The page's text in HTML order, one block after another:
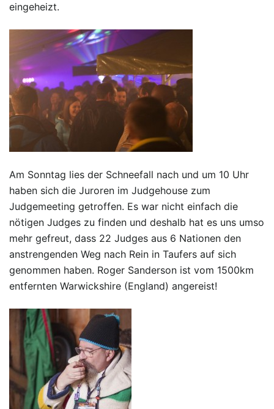
eingeheizt.
Am Sonntag lies der Schneefall nach und um 10 Uhr
haben sich die Juroren im Judgehouse zum
Judgemeeting getroffen. Es war nicht einfach die
nötigen Judges zu finden und deshalb hat es uns umso
mehr gefreut, dass 22 Judges aus 6 Nationen den
anstrengenden Weg nach Rein in Taufers auf sich
genommen haben. Roger Sanderson ist vom 1500km
entfernten Warwickshire (England) angereist!